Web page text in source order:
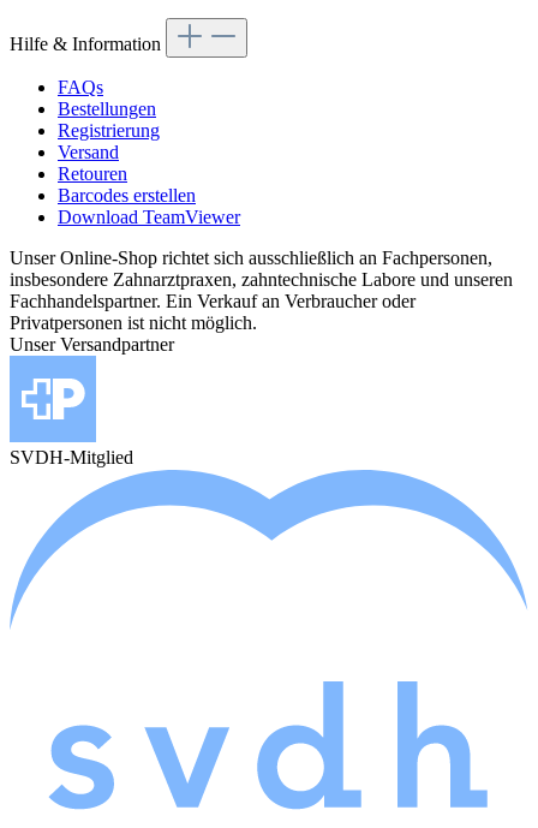
Hilfe & Information
FAQs
Bestellungen
Registrierung
Versand
Retouren
Barcodes erstellen
Download TeamViewer
Unser Online-Shop richtet sich ausschließlich an Fachpersonen,
insbesondere Zahnarztpraxen, zahntechnische Labore und unseren
Fachhandelspartner. Ein Verkauf an Verbraucher oder
Privatpersonen ist nicht möglich.
Unser Versandpartner
SVDH-Mitglied